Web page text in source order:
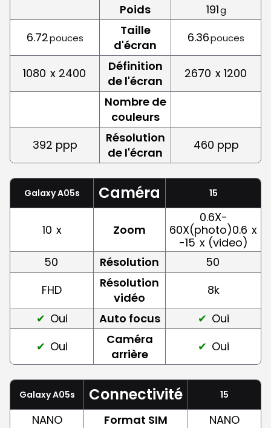
Poids 191g
6.72pouces
Taille
d'écran
6.36pouces
1080 x 2400
Définition
de l'écran
2670 x 1200
Nombre de
couleurs
392 ppp
Résolution
de l'écran
460 ppp
Galaxy A05s Caméra 15
10 x Zoom
0.6X-
60X(photo)0.6 x
-15 x (video)
50
Résolution
50
FHD
Résolution
vidéo
8k
Oui
Auto focus
Oui
Oui
Caméra
arrière
Oui
Galaxy A05s Connectivité 15
NANO Format SIM
NANO